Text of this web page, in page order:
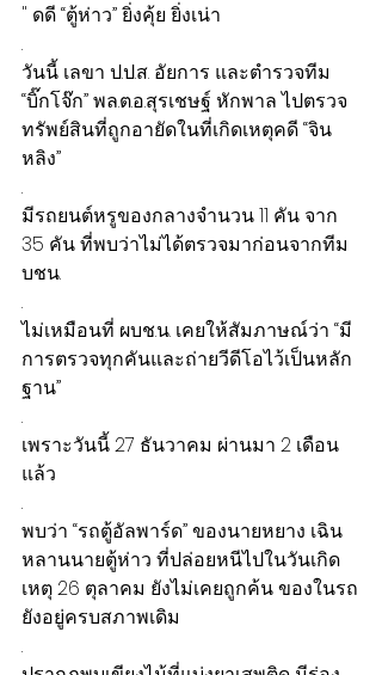
" ดดี “ตู้ห่าว” ยิ่งคุ้ย ยิ่งเน่า
.
วันนี้ เลขา ป.ป.ส. อัยการ และตำรวจทีม
“บิ๊กโจ๊ก” พล.ต.อ.สุรเชษฐ์ หักพาล ไปตรวจ
ทรัพย์สินที่ถูกอายัดในที่เกิดเหตุคดี “จิน
หลิง”
.
มีรถยนต์หรูของกลางจำนวน 11 คัน จาก
35 คัน ที่พบว่าไม่ได้ตรวจมาก่อนจากทีม
บชน.
.
ไม่เหมือนที่ ผบช.น. เคยให้สัมภาษณ์ว่า “มี
การตรวจทุกคันและถ่ายวีดีโอไว้เป็นหลัก
ฐาน”
.
เพราะวันนี้ 27 ธันวาคม ผ่านมา 2 เดือน
แล้ว
.
พบว่า “รถตู้อัลพาร์ด” ของนายหยาง เฉิน
หลานนายตู้ห่าว ที่ปล่อยหนีไปในวันเกิด
เหตุ 26 ตุลาคม ยังไม่เคยถูกค้น ของในรถ
ยังอยู่ครบสภาพเดิม
.